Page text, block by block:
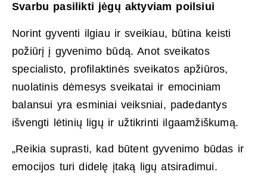
Svarbu pasilikti jėgų aktyviam poilsiui
Norint gyventi ilgiau ir sveikiau, būtina keisti
požiūrį į gyvenimo būdą. Anot sveikatos
specialisto, profilaktinės sveikatos apžiūros,
nuolatinis dėmesys sveikatai ir emociniam
balansui yra esminiai veiksniai, padedantys
išvengti lėtinių ligų ir užtikrinti ilgaamžiškumą.
„Reikia suprasti, kad būtent gyvenimo būdas ir
emocijos turi didelę įtaką ligų atsiradimui.